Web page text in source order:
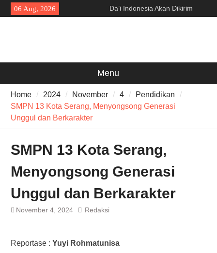
Skip
to
06 Aug, 2026
Da’i Indonesia Akan Dikirim
MUI ke Al-Azhar dan Madinah
Pelaksana Diduga Abaikan K3
Menu
Home 2024 November 4
Pendidikan
SMPN 13 Kota Serang, Menyongsong Generasi
Unggul dan Berkarakter
SMPN 13 Kota Serang,
Menyongsong Generasi
Unggul dan Berkarakter
November 4, 2024 Redaksi
Reportase : Yuyi Rohmatunisa